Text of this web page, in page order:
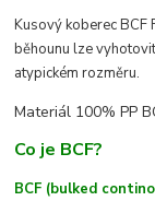
Kusový koberec BCF
běhounu lze
atypickém rozměru.
Materiál 100% PP
Co je BCF?
BCF (bulked